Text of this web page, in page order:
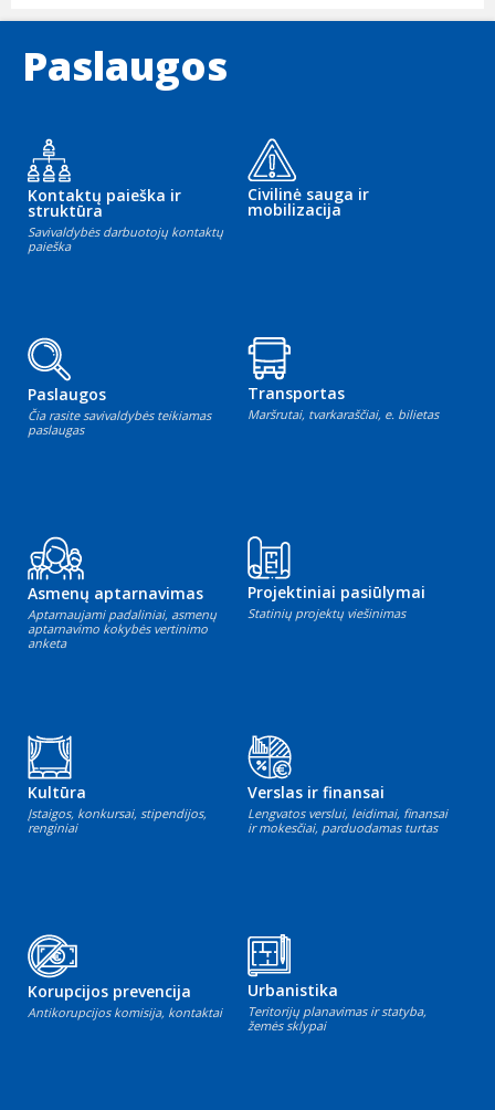
Paslaugos
Kontaktų paieška ir
struktūra
Savivaldybės darbuotojų kontaktų
paieška
Civilinė sauga ir
mobilizacija
Paslaugos
Čia rasite savivaldybės teikiamas
paslaugas
Transportas
Maršrutai, tvarkaraščiai, e. bilietas
Asmenų aptarnavimas
Aptarnaujami padaliniai, asmenų
aptarnavimo kokybės vertinimo
anketa
Projektiniai pasiūlymai
Statinių projektų viešinimas
Kultūra
Įstaigos, konkursai, stipendijos,
renginiai
Verslas ir finansai
Lengvatos verslui, leidimai, finansai
ir mokesčiai, parduodamas turtas
Korupcijos prevencija
Antikorupcijos komisija, kontaktai
Urbanistika
Teritorijų planavimas ir statyba,
žemės sklypai